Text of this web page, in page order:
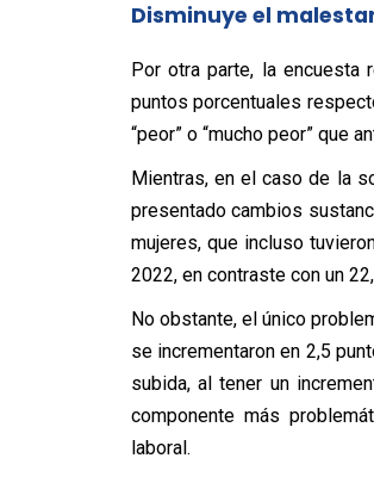
Disminuye el
Por otra parte, la encuesta
puntos porcentuales
“peor” o “mucho peor” que
Mientras, en el caso de la
presentado cambios
mujeres, que incluso
2022, en contraste con un
No obstante, el único
se incrementaron en 2,5
subida, al tener un
componente más
laboral.